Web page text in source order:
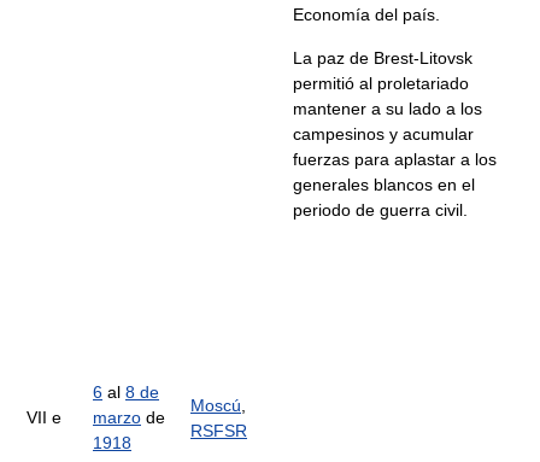
VII e
6 al 8 de
marzo de
1918
Moscú
RSFSR
Economía del país.
La paz de Brest-Litovsk
permitió al proletariado
mantener a su lado a los
campesinos y acumular
fuerzas para aplastar a los
generales blancos en el
periodo de guerra civil.